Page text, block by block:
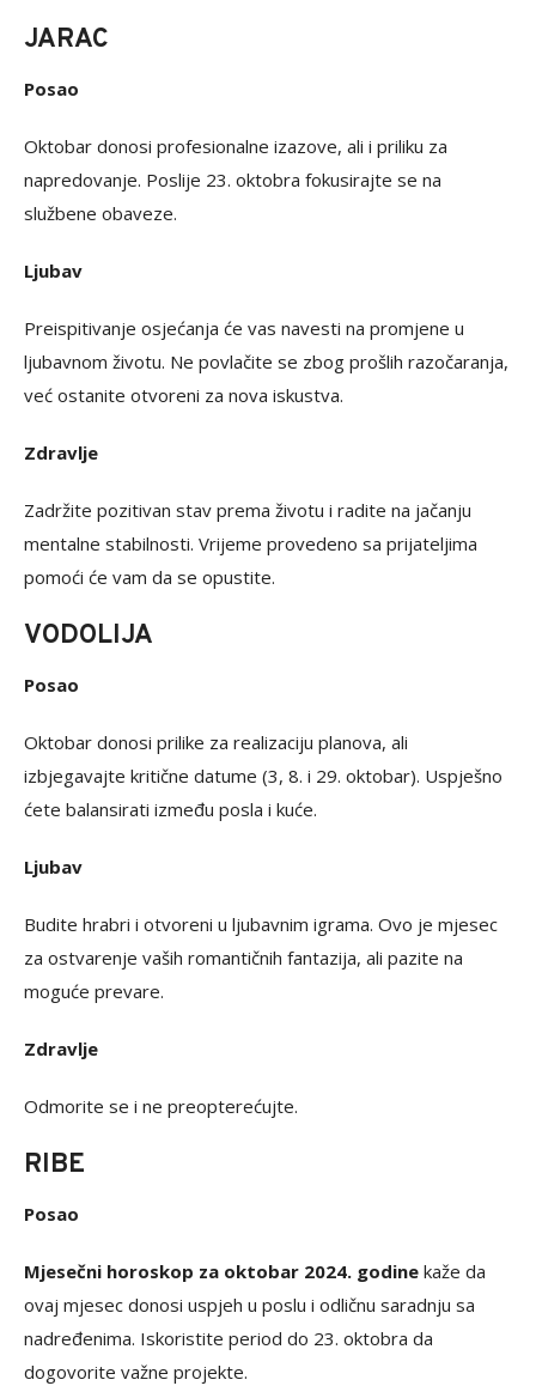
JARAC
Posao
Oktobar donosi profesionalne izazove, ali i priliku za
napredovanje. Poslije 23. oktobra fokusirajte se na
službene obaveze.
Ljubav
Preispitivanje osjećanja će vas navesti na promjene u
ljubavnom životu. Ne povlačite se zbog prošlih razočaranja,
već ostanite otvoreni za nova iskustva.
Zdravlje
Zadržite pozitivan stav prema životu i radite na jačanju
mentalne stabilnosti. Vrijeme provedeno sa prijateljima
pomoći će vam da se opustite.
VODOLIJA
Posao
Oktobar donosi prilike za realizaciju planova, ali
izbjegavajte kritične datume (3, 8. i 29. oktobar). Uspješno
ćete balansirati između posla i kuće.
Ljubav
Budite hrabri i otvoreni u ljubavnim igrama. Ovo je mjesec
za ostvarenje vaših romantičnih fantazija, ali pazite na
moguće prevare.
Zdravlje
Odmorite se i ne preopterećujte.
RIBE
Posao
Mjesečni horoskop za oktobar 2024. godine kaže da
ovaj mjesec donosi uspjeh u poslu i odličnu saradnju sa
nadređenima. Iskoristite period do 23. oktobra da
dogovorite važne projekte.